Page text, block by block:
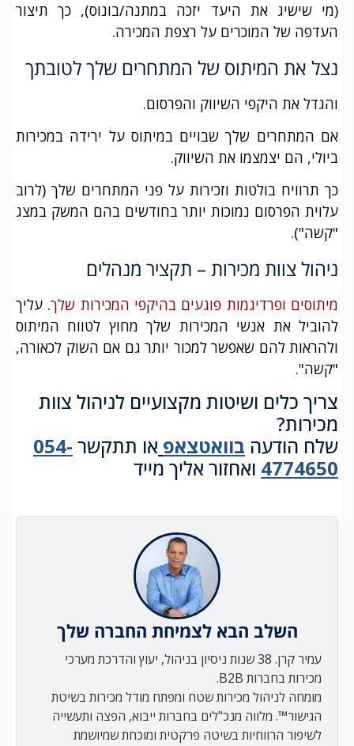
(מי שישיג את היעד יזכה במתנה/בונוס), כך תיצור
העדפה של המוכרים על רצפת המכירה.
נצל את המיתוס של המתחרים שלך לטובתך
והגדל את היקפי השיווק והפרסום.
אם המתחרים שלך שבויים במיתוס על ירידה במכירות
ביולי, הם יצמצמו את השיווק.
כך תרוויח בולטות וזכירות על פני המתחרים שלך (לרוב
עלוית הפרסום נמוכות יותר בחודשים בהם המשק במצג
"קשה").
ניהול צוות מכירות – תקציר מנהלים
מיתוסים ופרדיגמות פוגעים בהיקפי המכירות שלך. עליך
להוביל את אנשי המכירות שלך מחוץ לטווח המיתוס
ולהראות להם שאפשר למכור יותר גם אם השוק לכאורה,
"קשה".
צריך כלים ושיטות מקצועיים לניהול צוות
מכירות?
שלח הודעה בוואטצאפ או תתקשר 054-
4774650 ואחזור אליך מייד
השלב הבא לצמיחת החברה שלך
עמיר קרן. 38 שנות ניסיון בניהול, יעוץ והדרכת מערכי
מכירות בחברות B2B.
מומחה לניהול מכירות שטח ומפתח מודל מכירות בשיטת
הגישור™. מלווה מנכ"לים בחברות ייבוא, הפצה ותעשייה
לשיפור הרווחיות בשיטה פרקטית ומוכחת שמיושמת